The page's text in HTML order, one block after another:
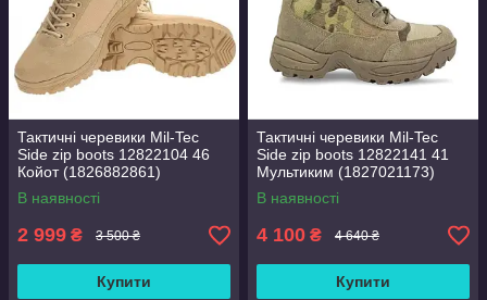
Тактичні черевики Mil-Tec
Side zip boots 12822104 46
Койот (1826882861)
В наявності
2 999 ₴ 3 500 ₴
Купити
Тактичні черевики Mil-Tec
Side zip boots 12822141 41
Мультиким (1827021173)
В наявності
4 100 ₴ 4 640 ₴
Купити